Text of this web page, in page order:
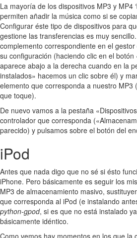
La mayoría de los dispositivos MP3 y MP4
permiten añadir la música como si se
Configurar éste tipo de dispositivos para
gestione las transferencias es muy
complemento correspondiente en el
su configuración (haciendo clic en el
aparece abajo a la derecha cuando en la
instalados» hacemos un clic sobre él) y
elemento que corresponda a nuestro MP3
que toque).
De nuevo vamos a la pestaña
controlador que corresponda
parecido) y pulsamos sobre el botón del
iPod
Antes que nada digo que no sé si ésto
iPhone. Pero básicamente es seguir los
MP3 de almacenamiento masivo,
que corresponda al iPod (e instalando
python-gpod, si es que no está instalado
básicamente idéntico.
Como vemos hay momentos en los que la